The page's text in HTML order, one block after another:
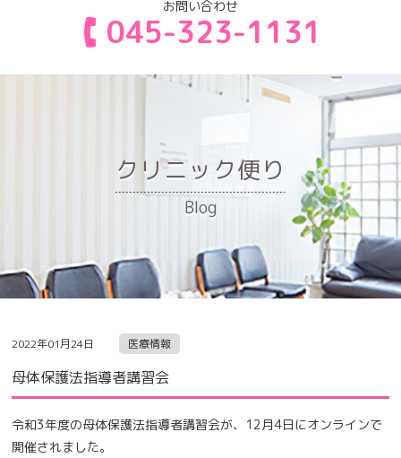
お問い合わせ
045-323-1131
クリニック便り
Blog
2022年01月24日 医療情報
母体保護法指導者講習会
令和3年度の母体保護法指導者講習会が、12月4日にオンラインで
開催されました。